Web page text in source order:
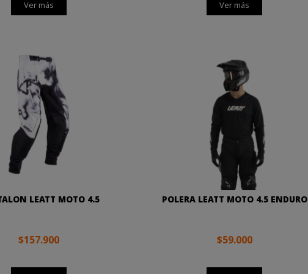
Ver más Ver más
LEATT MOTO 4.5
$157.900
POLERA LEATT MOTO 4.5 ENDURO
$59.000